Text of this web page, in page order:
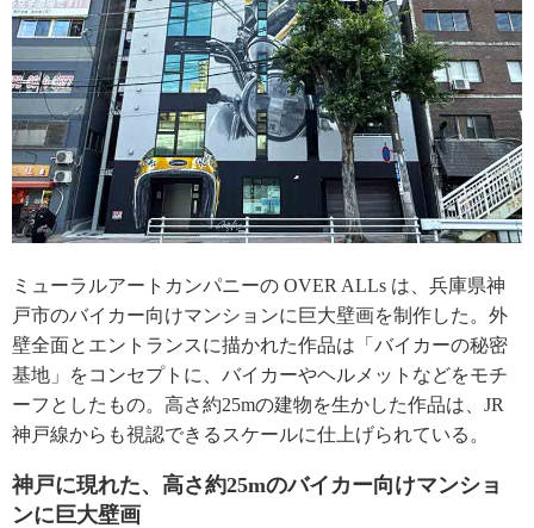
ミューラルアートカンパニーの OVER ALLs は、兵庫県神
戸市のバイカー向けマンションに巨大壁画を制作した。外
壁全面とエントランスに描かれた作品は「バイカーの秘密
基地」をコンセプトに、バイカーやヘルメットなどをモチ
ーフとしたもの。高さ約25mの建物を生かした作品は、JR
神戸線からも視認できるスケールに仕上げられている。
神戸に現れた、高さ約25mのバイカー向けマンショ
ンに巨大壁画